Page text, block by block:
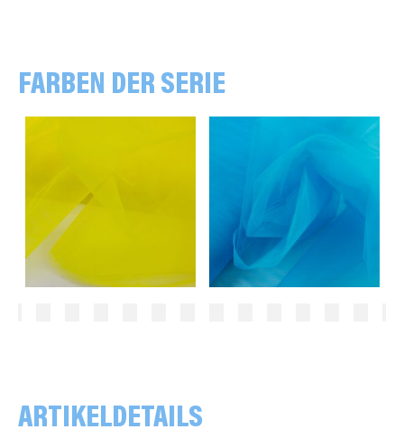
FARBEN DER SERIE
ARTIKELDETAILS